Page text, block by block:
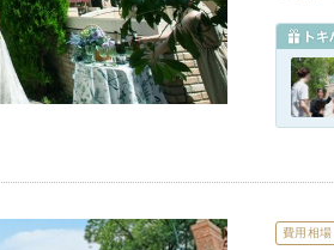
費用相場